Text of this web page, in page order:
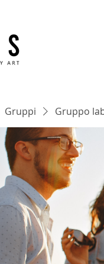
Gruppi Gruppo